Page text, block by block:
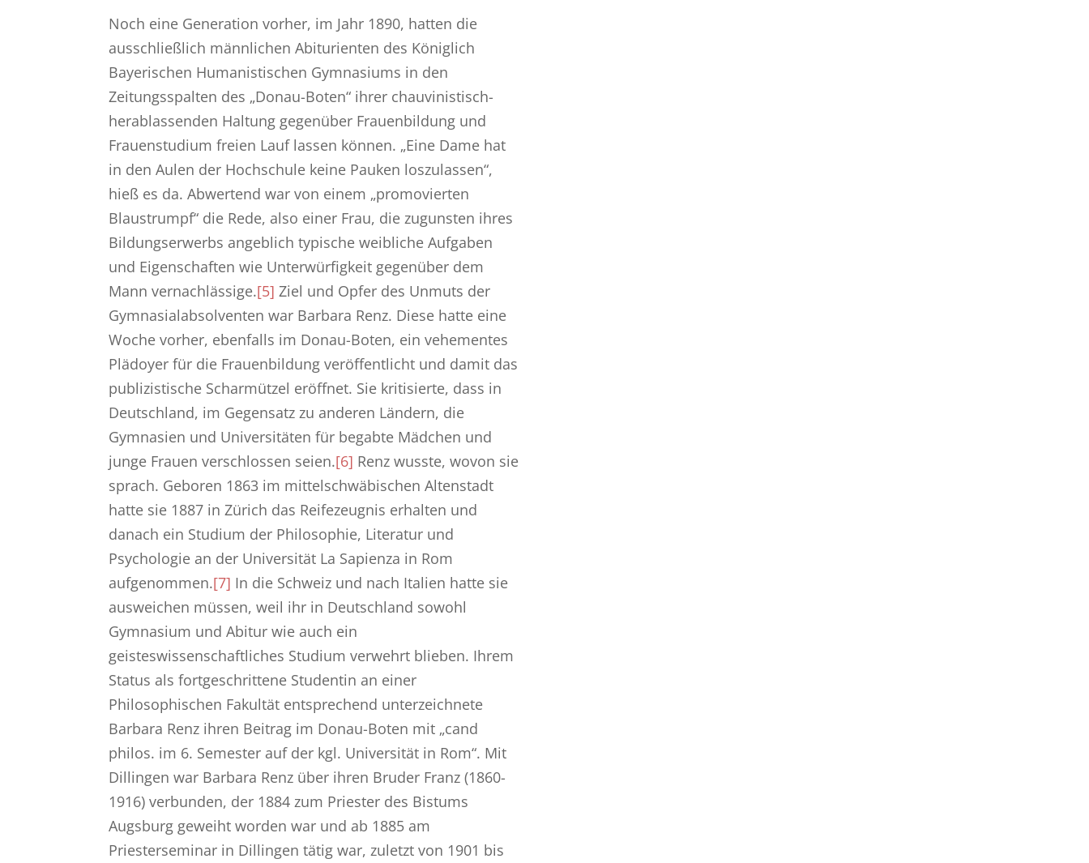
Noch eine Generation vorher, im Jahr 1890, hatten die
ausschließlich männlichen Abiturienten des Königlich
Bayerischen Humanistischen Gymnasiums in den
Zeitungsspalten des „Donau-Boten“ ihrer chauvinistisch-
herablassenden Haltung gegenüber Frauenbildung und
Frauenstudium freien Lauf lassen können. „Eine Dame hat
in den Aulen der Hochschule keine Pauken loszulassen“,
hieß es da. Abwertend war von einem „promovierten
Blaustrumpf“ die Rede, also einer Frau, die zugunsten ihres
Bildungserwerbs angeblich typische weibliche Aufgaben
und Eigenschaften wie Unterwürfigkeit gegenüber dem
Mann vernachlässige.[5] Ziel und Opfer des Unmuts der
Gymnasialabsolventen war Barbara Renz. Diese hatte eine
Woche vorher, ebenfalls im Donau-Boten, ein vehementes
Plädoyer für die Frauenbildung veröffentlicht und damit das
publizistische Scharmützel eröffnet. Sie kritisierte, dass in
Deutschland, im Gegensatz zu anderen Ländern, die
Gymnasien und Universitäten für begabte Mädchen und
junge Frauen verschlossen seien.[6] Renz wusste, wovon sie
sprach. Geboren 1863 im mittelschwäbischen Altenstadt
hatte sie 1887 in Zürich das Reifezeugnis erhalten und
danach ein Studium der Philosophie, Literatur und
Psychologie an der Universität La Sapienza in Rom
aufgenommen.[7] In die Schweiz und nach Italien hatte sie
ausweichen müssen, weil ihr in Deutschland sowohl
Gymnasium und Abitur wie auch ein
geisteswissenschaftliches Studium verwehrt blieben. Ihrem
Status als fortgeschrittene Studentin an einer
Philosophischen Fakultät entsprechend unterzeichnete
Barbara Renz ihren Beitrag im Donau-Boten mit „cand
philos. im 6. Semester auf der kgl. Universität in Rom“. Mit
Dillingen war Barbara Renz über ihren Bruder Franz (1860-
1916) verbunden, der 1884 zum Priester des Bistums
Augsburg geweiht worden war und ab 1885 am
Priesterseminar in Dillingen tätig war, zuletzt von 1901 bis